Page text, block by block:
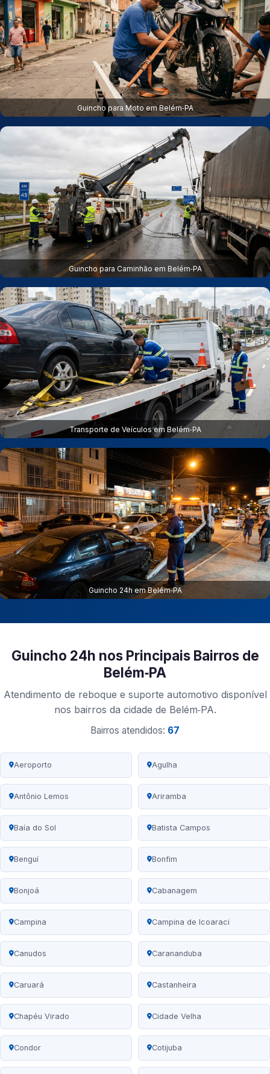
Guincho para Moto em Belém‑PA
Guincho para Caminhão em Belém‑PA
Transporte de Veículos em Belém‑PA
Guincho 24h em Belém‑PA
Guincho 24h nos Principais Bairros de
Belém‑PA
Atendimento de reboque e suporte automotivo disponível
nos bairros da cidade de Belém‑PA.
Bairros atendidos: 67
Aeroporto Agulha
Antônio Lemos Ariramba
Baía do Sol Batista Campos
Benguí Bonfim
Bonjoá Cabanagem
Campina Campina de Icoaraci
Canudos Carananduba
Caruará Castanheira
Chapéu Virado Cidade Velha
Condor Cotijuba